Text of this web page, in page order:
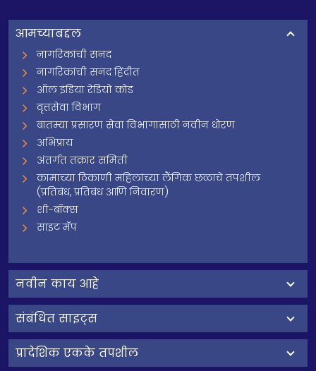
आमच्याबद्दल
नागरिकांची सनद
नागरिकांची सनद हिंदीत
ऑल इंडिया रेडियो कोड
वृत्तसेवा विभाग
बातम्या प्रसारण सेवा विभागासाठी नवीन धोरण
अभिप्राय
अंतर्गत तक्रार समिती
कामाच्या ठिकाणी महिलांच्या लैंगिक छळाचे तपशील
(प्रतिबंध, प्रतिबंध आणि निवारण)
शी-बॉक्स
साइट मॅप
नवीन काय आहे
संबंधित साइट्स
प्रादेशिक एकके तपशील